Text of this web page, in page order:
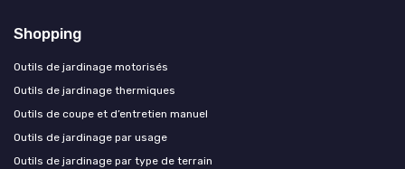
Shopping
Outils de jardinage motorisés
Outils de jardinage thermiques
Outils de coupe et d’entretien manuel
Outils de jardinage par usage
Outils de jardinage par type de terrain